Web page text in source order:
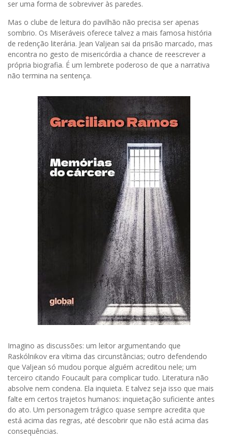
ser uma forma de sobreviver às paredes.
Mas o clube de leitura do pavilhão não precisa ser apenas
sombrio. Os Miseráveis oferece talvez a mais famosa história
de redenção literária. Jean Valjean sai da prisão marcado, mas
encontra no gesto de misericórdia a chance de reescrever a
própria biografia. É um lembrete poderoso de que a narrativa
não termina na sentença.
Imagino as discussões: um leitor argumentando que
Raskólnikov era vítima das circunstâncias; outro defendendo
que Valjean só mudou porque alguém acreditou nele; um
terceiro citando Foucault para complicar tudo. Literatura não
absolve nem condena. Ela inquieta. E talvez seja isso que mais
falte em certos trajetos humanos: inquietação suficiente antes
do ato. Um personagem trágico quase sempre acredita que
está acima das regras, até descobrir que não está acima das
consequências.